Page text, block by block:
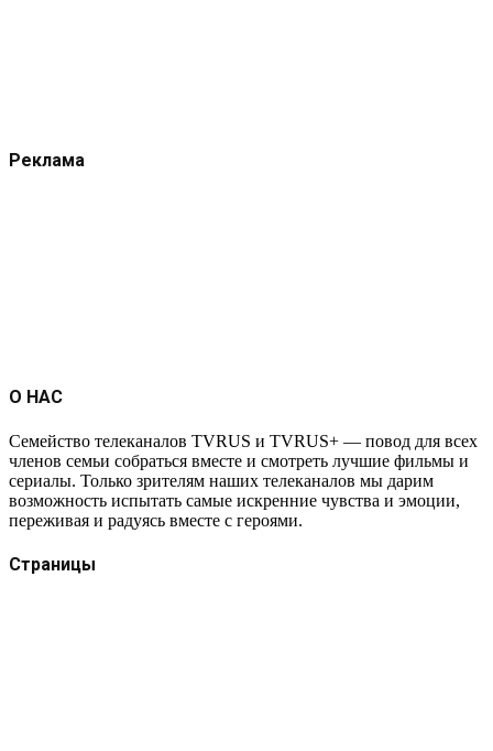
Реклама
О НАС
Семейство телеканалов TVRUS и TVRUS+ — повод для всех
членов семьи собраться вместе и смотреть лучшие фильмы и
сериалы. Только зрителям наших телеканалов мы дарим
возможность испытать самые искренние чувства и эмоции,
переживая и радуясь вместе с героями.
Страницы